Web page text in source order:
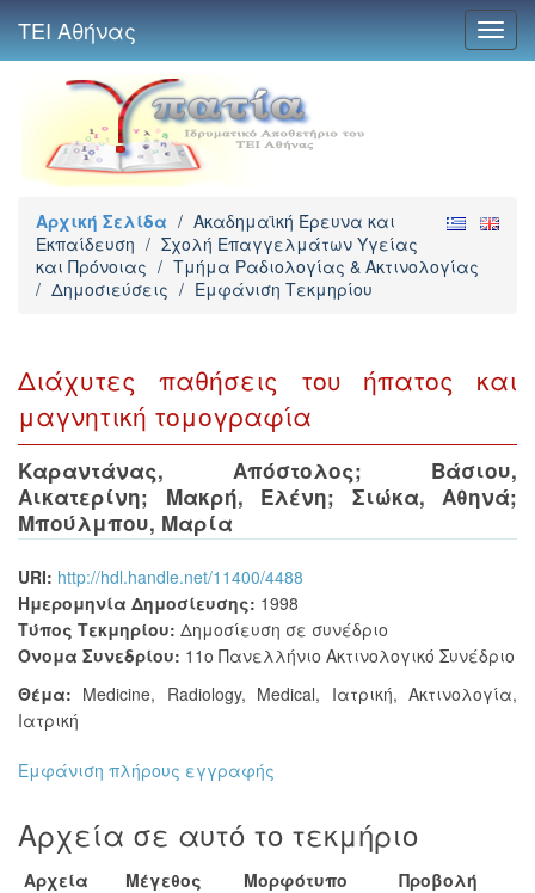
ΤΕΙ Αθήνας
Αρχική Σελίδα / Ακαδημαϊκή Έρευνα και
Εκπαίδευση / Σχολή Επαγγελμάτων Υγείας
και Πρόνοιας / Τμήμα Ραδιολογίας & Ακτινολογίας
/ Δημοσιεύσεις / Εμφάνιση Τεκμηρίου
Διάχυτες παθήσεις του ήπατος και
μαγνητική τομογραφία
Καραντάνας, Απόστολος; Βάσιου,
Αικατερίνη; Μακρή, Ελένη; Σιώκα, Αθηνά;
Μπούλμπου, Μαρία
URI: http://hdl.handle.net/11400/4488
Ημερομηνία Δημοσίευσης: 1998
Τύπος Τεκμηρίου: Δημοσίευση σε συνέδριο
Όνομα Συνεδρίου: 11ο Πανελλήνιο Ακτινολογικό Συνέδριο
Θέμα: Medicine, Radiology, Medical, Ιατρική,Ακτινολογία,
Ιατρική
Εμφάνιση πλήρους εγγραφής
Αρχεία σε αυτό το τεκμήριο
Αρχεία Μέγεθος Μορφότυπο
Προβολή